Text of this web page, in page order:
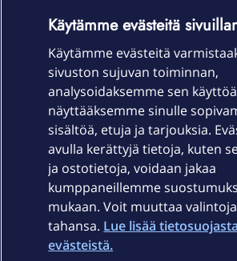
Laitteet & liittymät
Palvelut
Ajankohtaista
Käytämme evästeitä
Käytämme evästeitä
sivuston sujuvan toiminnan,
analysoidaksemme sen
näyttääksemme sinulle
sisältöä, etuja ja tarjouksia.
avulla kerättyjä tietoja, kuten
ja ostotietoja, voidaan jakaa
kumppaneillemme
mukaan. Voit muuttaa
tahansa. Lue lisää
evästeistä.